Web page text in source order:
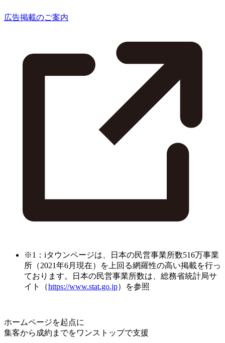
広告掲載のご案内
※1：iタウンページは、日本の民営事業所数516万事業
所（2021年6月現在）を上回る網羅性の高い掲載を行っ
ております。日本の民営事業所数は、総務省統計局サ
イト（https://www.stat.go.jp）を参照
ホームページを起点に
集客から成約までをワンストップで支援